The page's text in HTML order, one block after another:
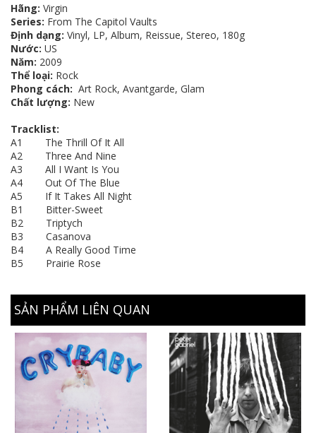
Hãng: Virgin
Series: From The Capitol Vaults
Định dạng: Vinyl, LP, Album, Reissue, Stereo, 180g
Nước: US
Năm: 2009
Thể loại: Rock
Phong cách: Art Rock, Avantgarde, Glam
Chất lượng: New
Tracklist:
A1 The Thrill Of It All
A2 Three And Nine
A3 All I Want Is You
A4 Out Of The Blue
A5 If It Takes All Night
B1 Bitter-Sweet
B2 Triptych
B3 Casanova
B4 A Really Good Time
B5 Prairie Rose
SẢN PHẨM LIÊN QUAN